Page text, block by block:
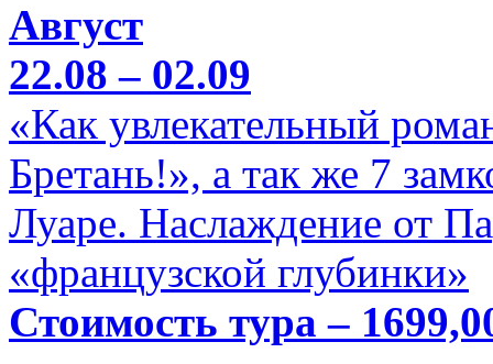
Август
22.08 – 02.09
«Как увлекательный
Бретань!», а так же 7
Луаре. Наслаждение от
«французской глубинки»
Стоимость тура –